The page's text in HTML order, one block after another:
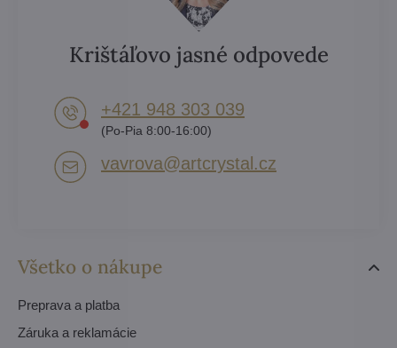
Všetko o nákupe
Preprava a platba
Záruka a reklamácie
Krištáľovo jasné odpovede
+421 948 303 039
(Po-Pia 8:00-16:00)
vavrova​@artcrystal​.cz